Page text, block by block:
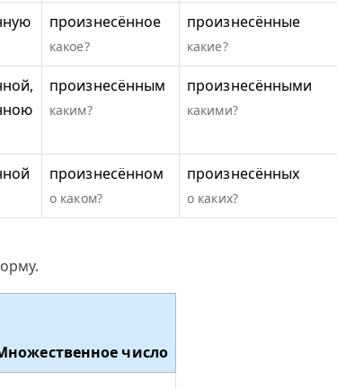
произнесённое
какое?
произнесённые
какие?
произнесённым
каким?
произнесёнными
какими?
произнесённом
о каком?
произнесённых
о каких?
число